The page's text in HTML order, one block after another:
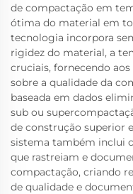
de compactação em
ótima do material em
tecnologia incorpora
rigidez do material, a
cruciais, fornecendo
sobre a qualidade da
baseada em dados
sub ou
de construção superior
sistema também inclui
que rastreiam e
compactação, criando
de qualidade e